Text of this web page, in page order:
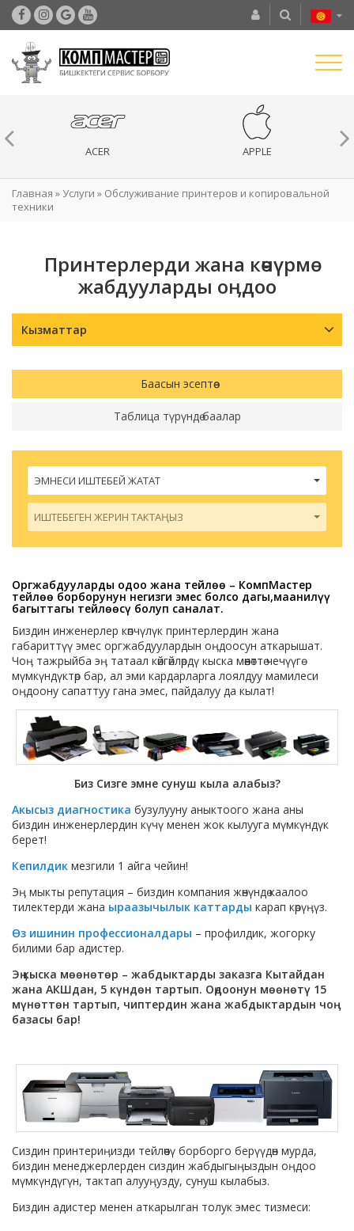
ACER APPLE
Главная »Услуги » Обслуживание принтеров и копировальной
техники
Принтерлерди жана көчүрмө
жабдууларды оӊдоо
Кызматтар
Баасын эсептөө
Таблица түрүндө баалар
ЭМНЕСИ ИШТЕБЕЙ ЖАТАТ
ИШТЕБЕГЕН ЖЕРИН ТАКТАҢЫЗ
Оргжабдууларды оӊдоо жана тейлөө – КомпМастер
тейлөө борборунун негизги эмес болсо дагы,маанилүү
багыттагы тейлөөсү болуп саналат.
Биздин инженерлер көпчүлүк принтерлердин жана
габариттүү эмес оргжабдуулардын оӊдоосун аткарышат.
Чоӊ тажрыйба эӊ татаал көйгөйлөрдү кыска мөөнөттө чечүүгө
мүмкүндүктөр бар, ал эми кардарларга лоялдуу мамилеси
оӊдоону сапаттуу гана эмес, пайдалуу да кылат!
Биз Сизге эмне сунуш кыла алабыз?
Акысыз диагностика бузулууну аныктоого жана аны
биздин инженерлердин күчү менен жок кылууга мүмкүндүк
берет!
Кепилдик мезгили 1 айга чейин!
Эӊ мыкты репутация – биздин компания жөнүндө каалоо
тилектерди жана ыраазычылык каттарды карап көрүӊүз.
Өз ишинин профессионалдары – профилдик, жогорку
билими бар адистер.
Эӊ кыска мөөнөтөр – жабдыктарды заказга Кытайдан
жана АКШдан, 5 күндөн тартып. Оӊдоонун мөөнөтү 15
мүнөттөн тартып, чиптердин жана жабдыктардын чоӊ
базасы бар!
Сиздин принтериӊизди тейлөөчү борборго берүүдөн мурда,
биздин менеджерлерден сиздин жабдыгыӊыздын оӊдоо
мүмкүндүгүн, тактап алууӊузду, сунуш кылабыз.
Биздин адистер менен аткарылган толук эмес тизмеси: